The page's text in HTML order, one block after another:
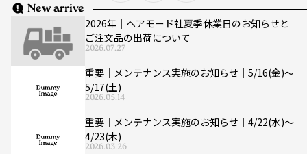
New arrive
2026年｜ヘアモード社夏季休業日のお知らせと
ご注文品の出荷について
2026.07.27
重要｜メンテナンス実施のお知らせ｜5/16(金)〜
5/17(土)
2026.05.14
重要｜メンテナンス実施のお知らせ｜4/22(水)〜
4/23(木)
2026.03.26